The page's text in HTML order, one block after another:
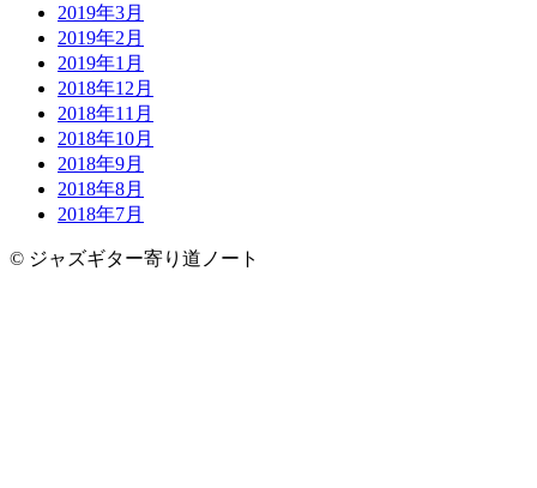
2019年3月
2019年2月
2019年1月
2018年12月
2018年11月
2018年10月
2018年9月
2018年8月
2018年7月
© ジャズギター寄り道ノート